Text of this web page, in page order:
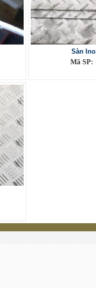
Sàn
Mã SP: